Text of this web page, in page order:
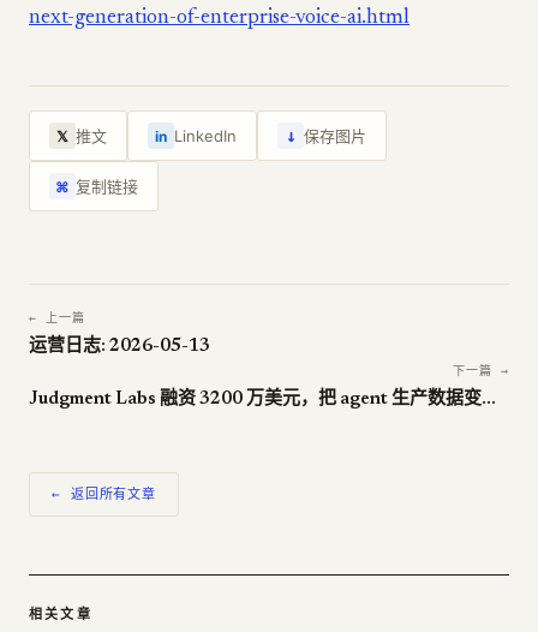
next-generation-of-enterprise-voice-ai.html
𝕏 推文 in LinkedIn ↓ 保存图片
⌘ 复制链接
← 上一篇
运营日志: 2026-05-13
下一篇 →
Judgment Labs 融资 3200 万美元，把 agent 生产数据变成持续改进
← 返回所有文章
相关文章